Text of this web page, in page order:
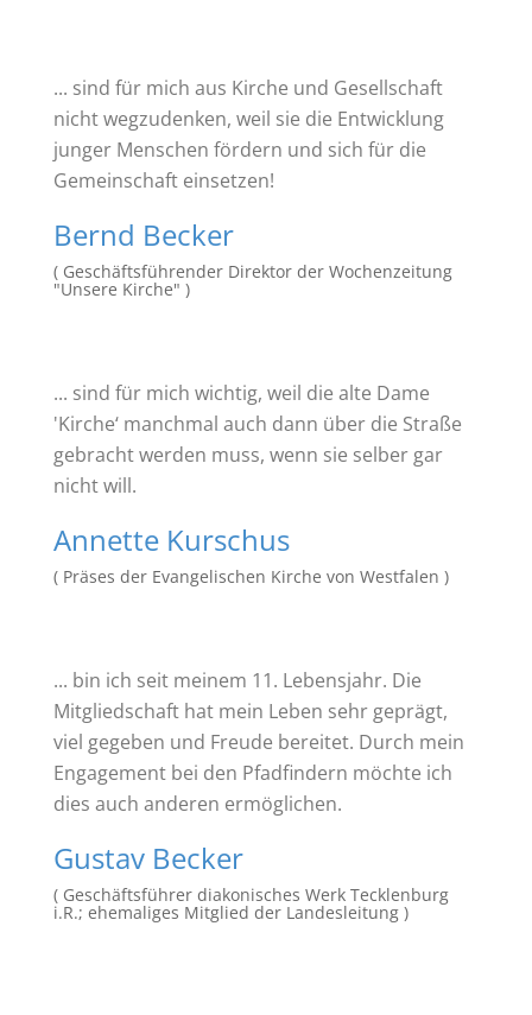
... sind für mich aus Kirche und Gesellschaft
nicht wegzudenken, weil sie die Entwicklung
junger Menschen fördern und sich für die
Gemeinschaft einsetzen!
Bernd Becker
( Geschäftsführender Direktor der Wochenzeitung
"Unsere Kirche" )
... sind für mich wichtig, weil die alte Dame
'Kirche‘ manchmal auch dann über die Straße
gebracht werden muss, wenn sie selber gar
nicht will.
Annette Kurschus
( Präses der Evangelischen Kirche von Westfalen )
... bin ich seit meinem 11. Lebensjahr. Die
Mitgliedschaft hat mein Leben sehr geprägt,
viel gegeben und Freude bereitet. Durch mein
Engagement bei den Pfadfindern möchte ich
dies auch anderen ermöglichen.
Gustav Becker
( Geschäftsführer diakonisches Werk Tecklenburg
i.R.; ehemaliges Mitglied der Landesleitung )